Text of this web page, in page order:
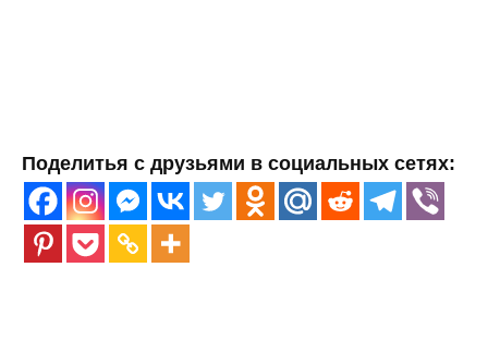
Поделитья с друзьями в социальных сетях: